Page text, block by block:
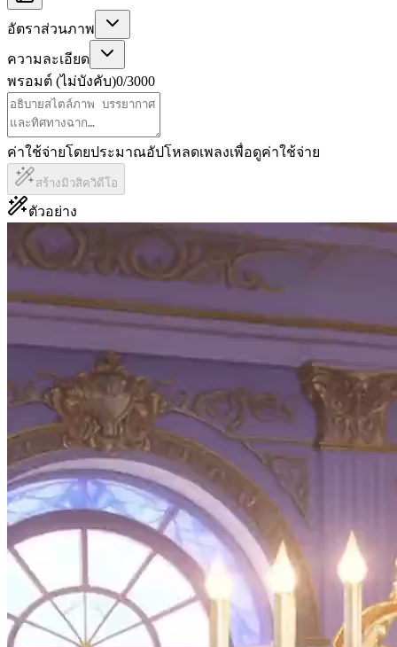
อัตราส่วนภาพ
ความละเอียด
พรอมต์ (ไม่บังคับ)0/3000
ค่าใช้จ่ายโดยประมาณอัปโหลดเพลงเพื่อดูค่าใช้จ่าย
สร้างมิวสิควิดีโอ
ตัวอย่าง